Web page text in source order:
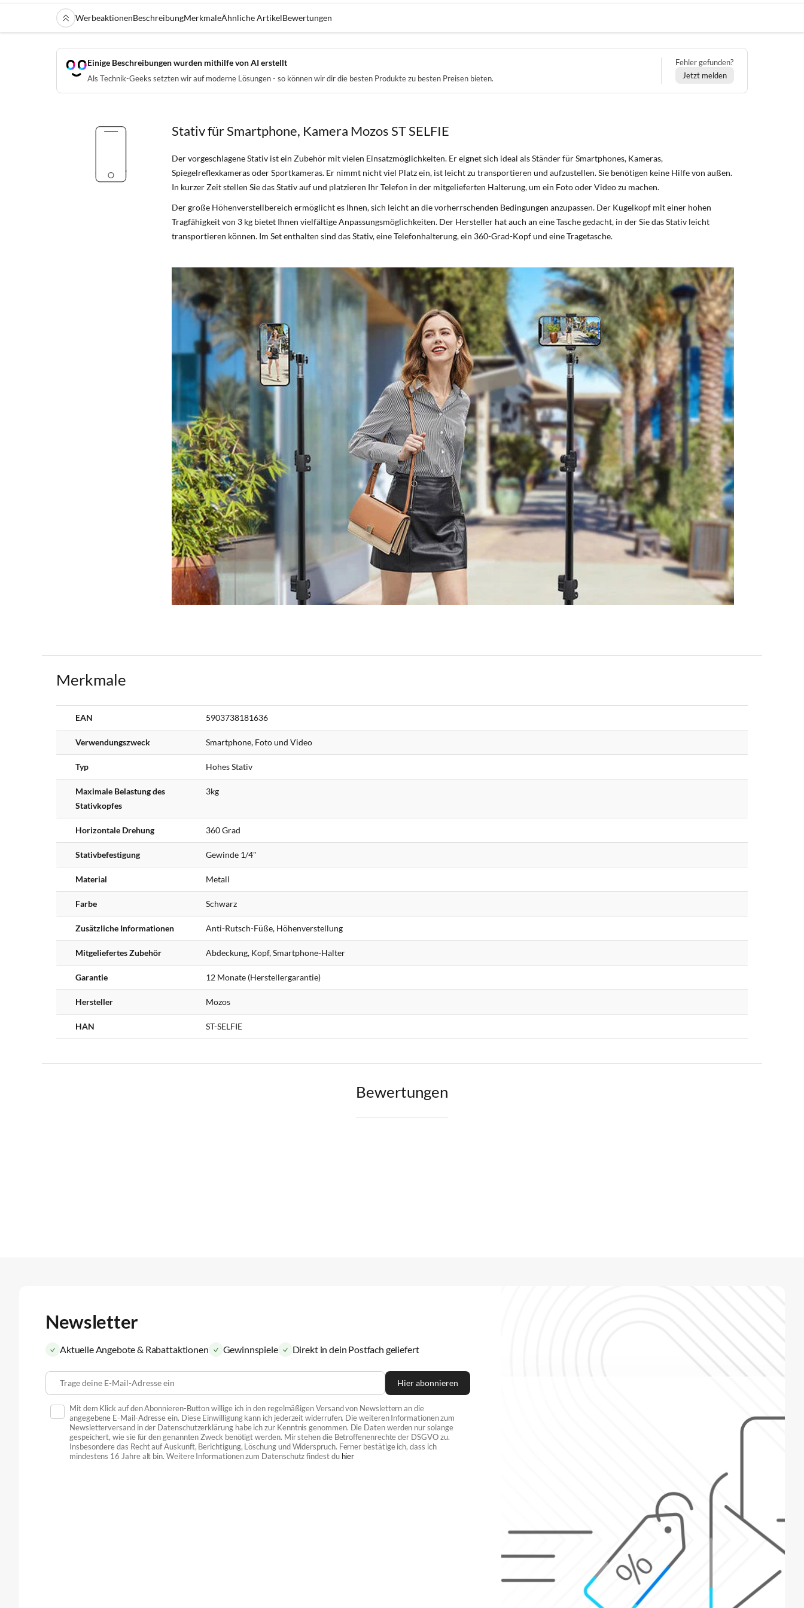
WerbeaktionenBeschreibungMerkmaleÄhnliche ArtikelBewertungen
Einige Beschreibungen wurden mithilfe von AI erstellt
Als Technik-Geeks setzten wir auf moderne Lösungen - so können wir dir die besten Produkte zu besten Preisen bieten.
Fehler gefunden?
Jetzt melden
Stativ für Smartphone, Kamera Mozos ST SELFIE
Der vorgeschlagene Stativ ist ein Zubehör mit vielen Einsatzmöglichkeiten. Er eignet sich ideal als Ständer für Smartphones, Kameras,
Spiegelreflexkameras oder Sportkameras. Er nimmt nicht viel Platz ein, ist leicht zu transportieren und aufzustellen. Sie benötigen keine Hilfe von außen.
In kurzer Zeit stellen Sie das Stativ auf und platzieren Ihr Telefon in der mitgelieferten Halterung, um ein Foto oder Video zu machen.
Der große Höhenverstellbereich ermöglicht es Ihnen, sich leicht an die vorherrschenden Bedingungen anzupassen. Der Kugelkopf mit einer hohen
Tragfähigkeit von 3 kg bietet Ihnen vielfältige Anpassungsmöglichkeiten. Der Hersteller hat auch an eine Tasche gedacht, in der Sie das Stativ leicht
transportieren können. Im Set enthalten sind das Stativ, eine Telefonhalterung, ein 360-Grad-Kopf und eine Tragetasche.
Merkmale
EAN 5903738181636
Verwendungszweck Smartphone, Foto und Video
Typ Hohes Stativ
Maximale Belastung des
Stativkopfes
3kg
Horizontale Drehung 360 Grad
Stativbefestigung Gewinde 1/4"
Material Metall
Farbe Schwarz
Zusätzliche Informationen Anti-Rutsch-Füße, Höhenverstellung
Mitgeliefertes Zubehör Abdeckung, Kopf, Smartphone-Halter
Garantie 12 Monate (Herstellergarantie)
Hersteller Mozos
HAN ST-SELFIE
Bewertungen
Newsletter
Aktuelle Angebote & Rabattaktionen Gewinnspiele Direkt in dein Postfach geliefert
Trage deine E-Mail-Adresse ein Hier abonnieren
Mit dem Klick auf den Abonnieren-Button willige ich in den regelmäßigen Versand von Newslettern an die
angegebene E-Mail-Adresse ein. Diese Einwilligung kann ich jederzeit widerrufen. Die weiteren Informationen zum
Newsletterversand in der Datenschutzerklärung habe ich zur Kenntnis genommen. Die Daten werden nur solange
gespeichert, wie sie für den genannten Zweck benötigt werden. Mir stehen die Betroffenenrechte der DSGVO zu.
Insbesondere das Recht auf Auskunft, Berichtigung, Löschung und Widerspruch. Ferner bestätige ich, dass ich
mindestens 16 Jahre alt bin. Weitere Informationen zum Datenschutz findest du hier